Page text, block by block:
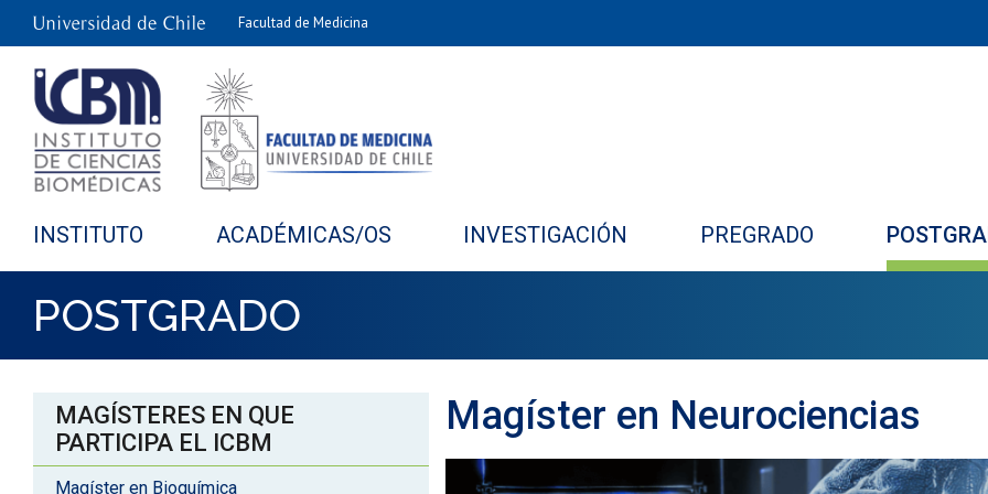
Facultad de Medicina
INSTITUTO ACADÉMICAS/OS INVESTIGACIÓN PREGRADO
POSTGRADO
MAGÍSTERES EN QUE
PARTICIPA EL ICBM
Magíster en Bioquímica
Magíster en Neurociencias